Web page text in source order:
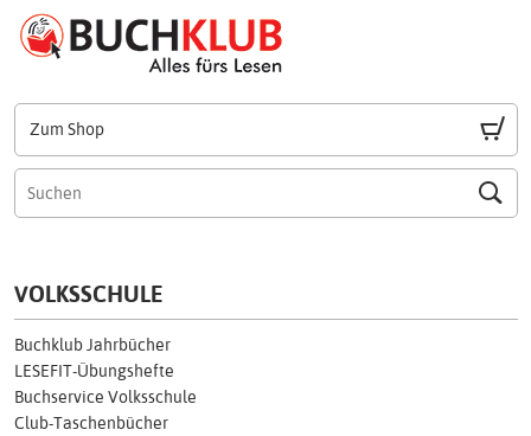
Zum Shop
VOLKSSCHULE
Buchklub Jahrbücher
LESEFIT-Übungshefte
Buchservice Volksschule
Club-Taschenbücher